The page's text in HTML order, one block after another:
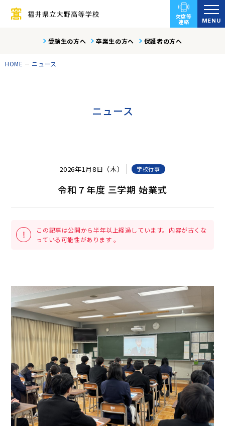
受験生の方へ 卒業生の方へ 保護者の方へ
欠席等
連絡 MENU
HOME ニュース
ニュース
2026年1月8日（木） 学校行事
令和７年度 三学期 始業式
この記事は公開から半年以上経過しています。内容が古くな
っている可能性があります 。